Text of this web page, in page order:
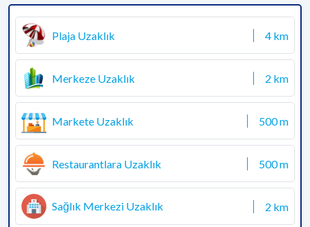
Plaja Uzaklık 4 km
Merkeze Uzaklık 2 km
Markete Uzaklık 500 m
Restaurantlara Uzaklık 500 m
Sağlık Merkezi Uzaklık 2 km